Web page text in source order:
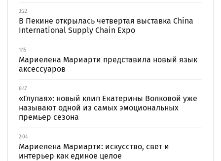
3:22
В Пекине открылась четвертая выставка China
International Supply Chain Expo
1:15
Мариелена Мариарти представила новый язык
аксессуаров
6:47
«Глупая»: новый клип Екатерины Волковой уже
называют одной из самых эмоциональных
премьер сезона
2:04
Мариелена Мариарти: искусство, свет и
интерьер как единое целое